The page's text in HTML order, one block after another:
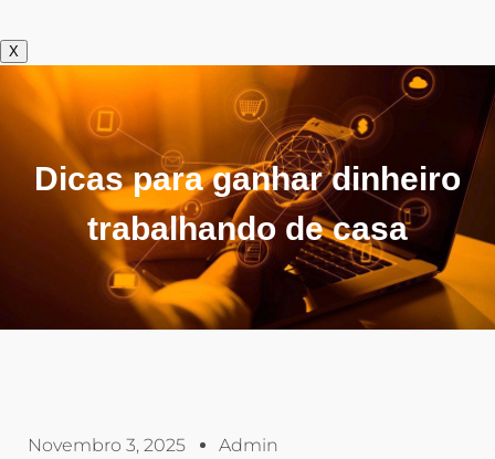
X
Dicas para ganhar dinheiro
trabalhando de casa
Novembro 3, 2025 Admin